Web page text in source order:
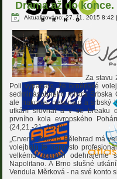
Drama až do
Aktualizováno: 27. 11. 2015 8:42
Za stavu
Poli vypadalo, že brněnské
sedminásobného mistra Srbska
ale nakonec nekonalo a srbský
utkání srovnat a v tie breaku
prvního kola evropského
(24,21,-21,-16,-8).
„Crvena Zvezda Bělehrad má
volejbalu je naprosto
velkému soupeři odehrajeme
Napolitano. A Brno slušné
Vendula Měrková - na své konto